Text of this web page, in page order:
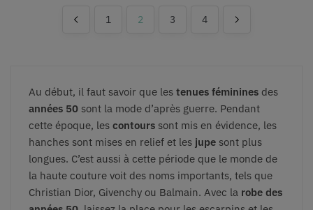
1 2 3 4
Au début, il faut savoir que les tenues féminines des
années 50 sont la mode d’après guerre. Pendant
cette époque, les contours sont mis en évidence, les
hanches sont mises en relief et les jupe sont plus
longues. C’est aussi à cette période que le monde de
la haute couture voit des noms importants, tels que
Christian Dior, Givenchy ou Balmain. Avec la robe des